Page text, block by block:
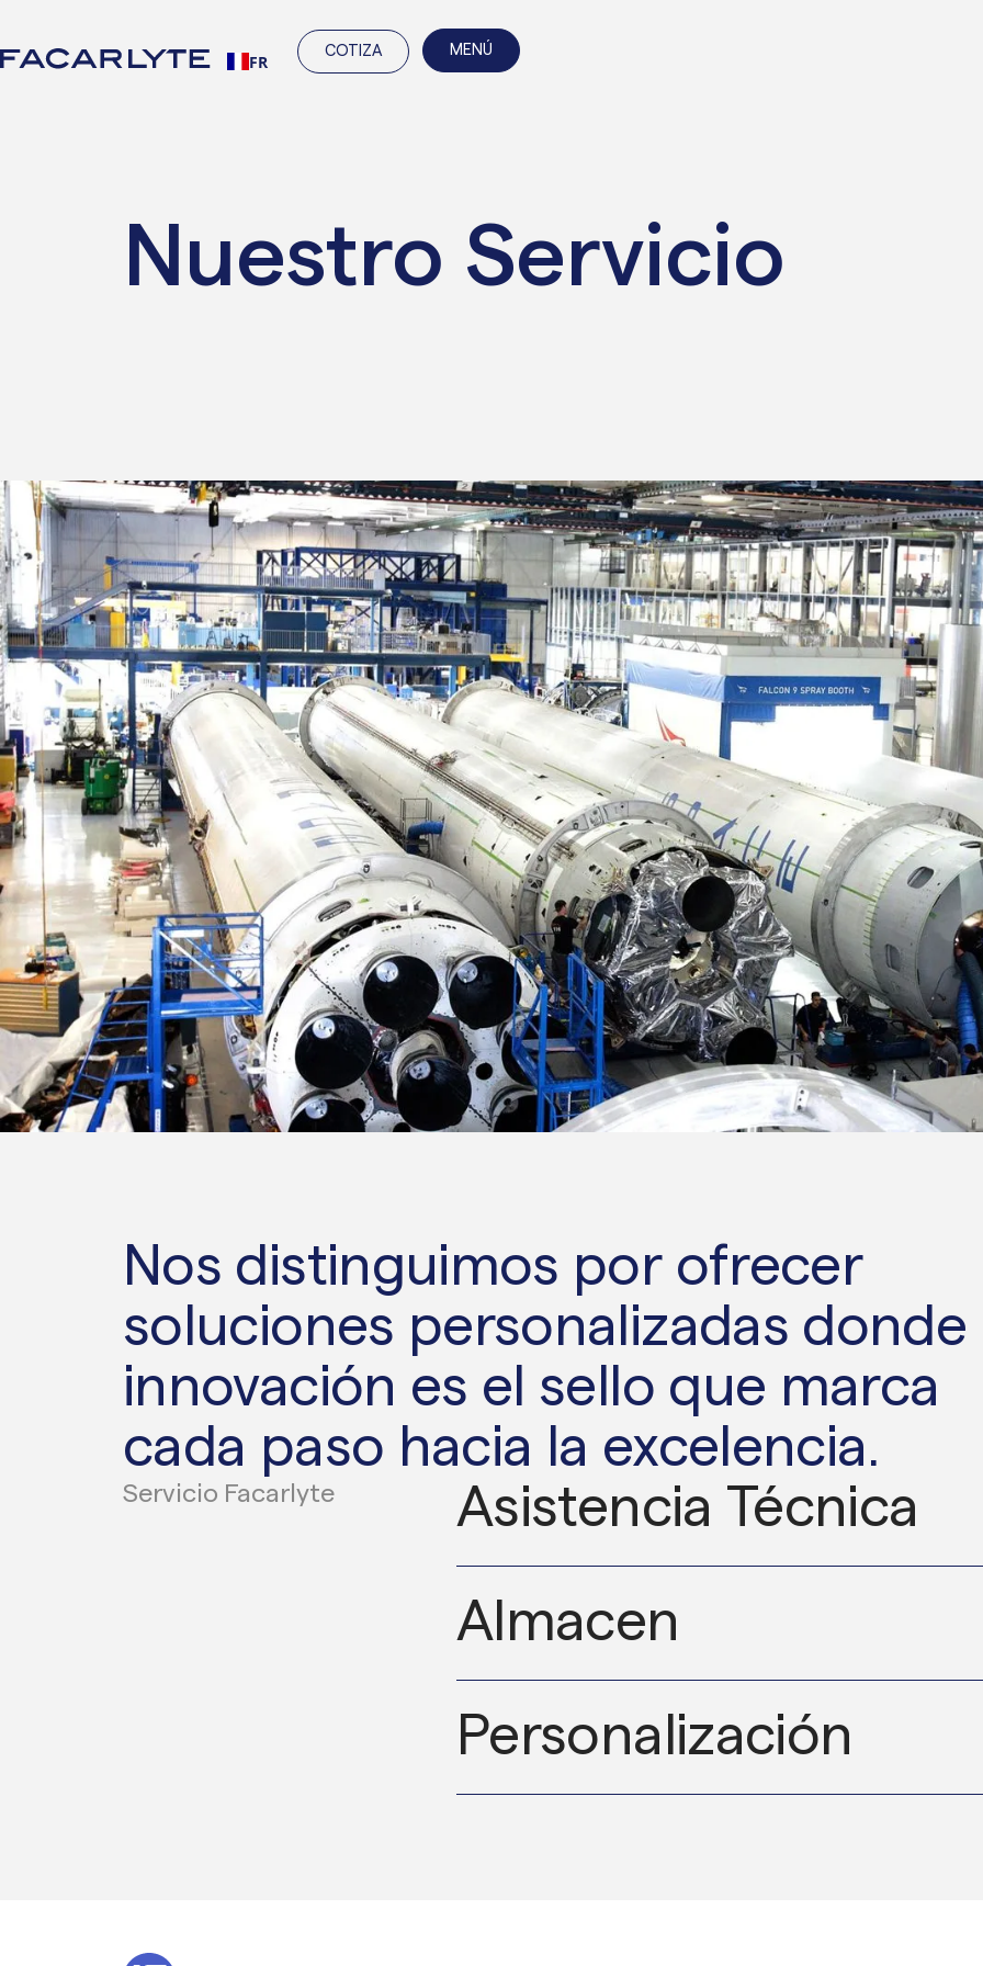
FR COTIZA MENÚ
Nuestro Servicio
Nos distinguimos por ofrecer
soluciones personalizadas donde
innovación es el sello que marca
cada paso hacia la excelencia.
Servicio Facarlyte
Asistencia Técnica
Almacen
Personalización